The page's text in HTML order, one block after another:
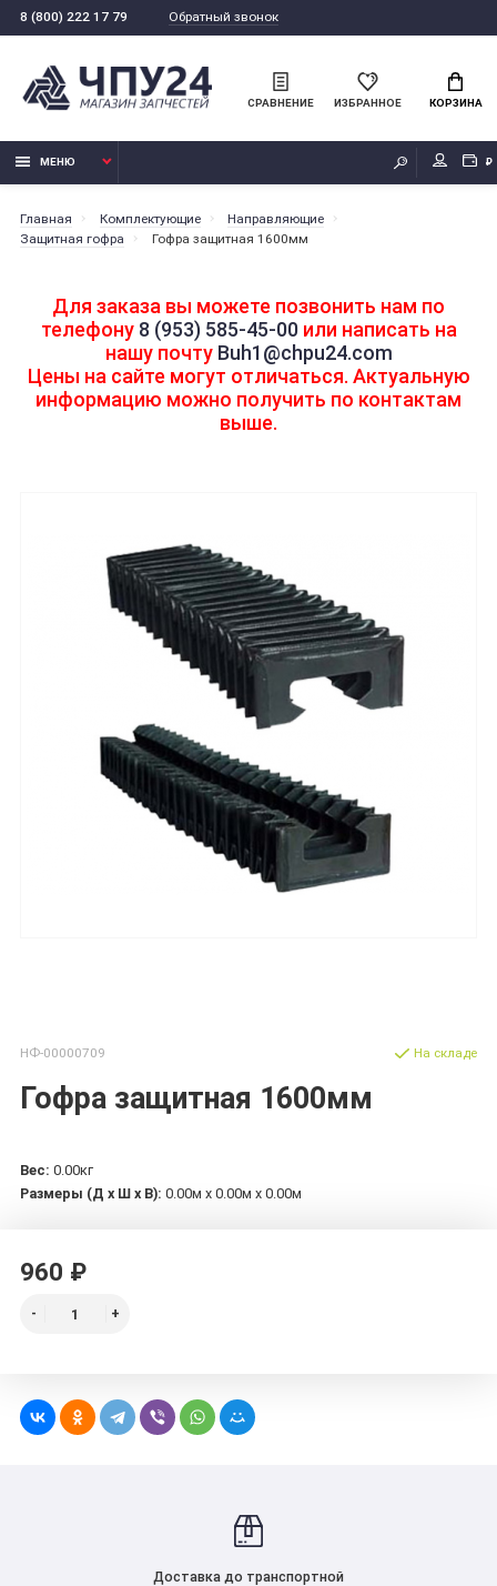
8 (800) 222 17 79 Обратный звонок
СРАВНЕНИЕ ИЗБРАННОЕ КОРЗИНА
МЕНЮ ₽
Главная Комплектующие
Направляющие
Защитная гофра
Гофра защитная 1600мм
Для заказа вы можете позвонить нам по
телефону 8 (953) 585-45-00или написать на
нашу почту Buh1@chpu24.com
Цены на сайте могут отличаться. Актуальную
информацию можно получить по контактам
выше.
НФ-00000709
Гофра защитная 1600мм
На складе
Вес: 0.00кг
Размеры (Д х Ш х В): 0.00м x 0.00м x 0.00м
960 ₽
Доставка до транспортной